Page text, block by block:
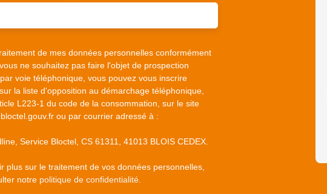
de mes données personnelles conformément
ne souhaitez pas faire l'objet de prospection
voie téléphonique, vous pouvez vous inscrire
la liste d'opposition au démarchage téléphonique,
L223-1 du code de la consommation, sur le site
ou par courrier adressé à :
Service Bloctel, CS 61311, 41013 BLOIS CEDEX.
plus sur le traitement de vos données personnelles,
notre politique de confidentialité